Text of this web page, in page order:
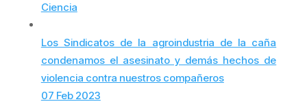
Ciencia
Los Sindicatos de la agroindustria de la caña
condenamos el asesinato y demás hechos de
violencia contra nuestros compañeros
07 Feb 2023